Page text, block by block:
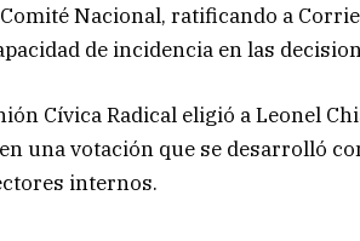
Nacional, ratificando a
de incidencia en las
Cívica Radical eligió a Leonel
una votación que se desarrolló
internos.